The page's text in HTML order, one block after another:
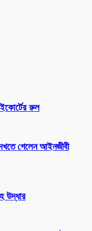
রুল
গেলেন আইনজীবী
উদ্ধার